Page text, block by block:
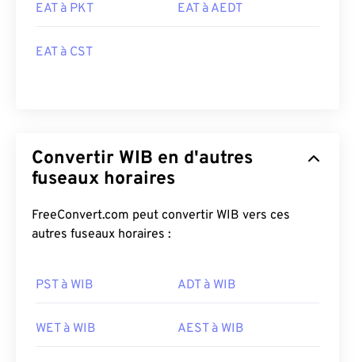
EAT à PKT EAT à AEDT
EAT à CST
Convertir WIB en d'autres
fuseaux horaires
FreeConvert.com peut convertir WIB vers ces
autres fuseaux horaires :
PST à WIB ADT à WIB
WET à WIB AEST à WIB